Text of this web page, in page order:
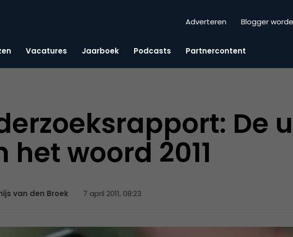
Adverteren Blogger
Vacatures Jaarboek Podcasts Partnercontent
De
het woord 2011
van den Broek 7 april 2011, 08:23